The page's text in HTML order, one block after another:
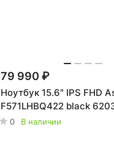
79 990 ₽
Ноутбук 15.6" IPS FHD
F571LHBQ422 black
0 В наличии